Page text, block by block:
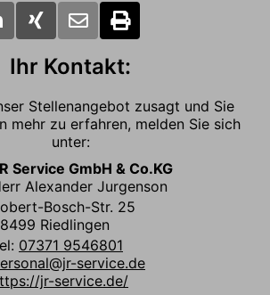
Ihr Kontakt:
Stellenangebot zusagt und Sie
mehr zu erfahren, melden Sie sich
unter:
Service GmbH & Co.KG
Alexander Jurgenson
Bosch-Str. 25
Riedlingen
07371 9546801
service.de
jr-service.de/